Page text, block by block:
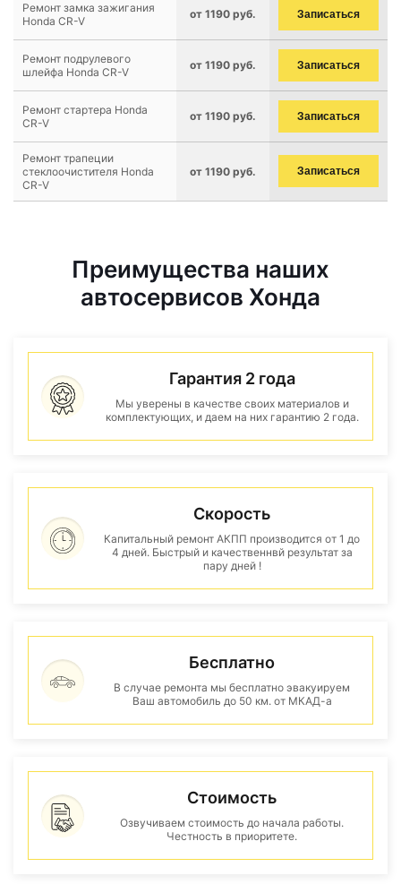
Ремонт замка зажигания
Honda CR-V
от 1190 руб. Записаться
Ремонт подрулевого
шлейфа Honda CR-V
от 1190 руб. Записаться
Ремонт стартера Honda
CR-V
от 1190 руб. Записаться
Ремонт трапеции
стеклоочистителя Honda
CR-V
от 1190 руб. Записаться
Преимущества наших
автосервисов Хонда
Гарантия 2 года
Мы уверены в качестве своих материалов и
комплектующих, и даем на них гарантию 2 года.
Скорость
Капитальный ремонт АКПП производится от 1 до
4 дней. Быстрый и качественнвй результат за
пару дней !
Бесплатно
В случае ремонта мы бесплатно эвакуируем
Ваш автомобиль до 50 км. от МКАД-а
Стоимость
Озвучиваем стоимость до начала работы.
Честность в приоритете.